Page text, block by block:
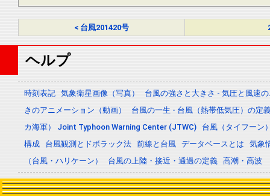
< 台風201420号
ヘルプ
時刻表記 気象衛星画像（写真）
台風の強さと大きさ - 気圧と風速
きのアニメーション（動画）
台風の一生 - 台風（熱帯低気圧）の定
カ海軍） Joint Typhoon Warning Center (JTWC)
台風（タイフーン
構成
台風観測とドボラック法 前線と台風 データベースとは
気象
（台風・ハリケーン）
台風の上陸・接近・通過の定義 高潮・高波